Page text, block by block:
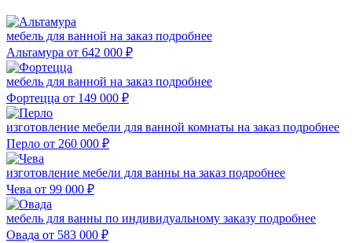
мебель для ванной на заказ подробнее
Альтамура от 642 000 ₽
мебель для ванной на заказ подробнее
Фортецца от 149 000 ₽
изготовление мебели для ванной комнаты на заказ подробнее
Перло от 260 000 ₽
изготовление мебели для ванны на заказ подробнее
Чева от 99 000 ₽
мебель для ванны по индивидуальному заказу подробнее
Овада от 583 000 ₽